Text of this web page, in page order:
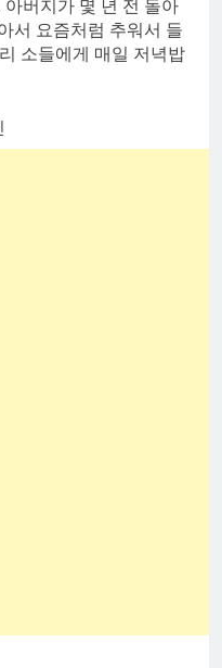
버지가 몇 년 전 돌아
서 요즘처럼 추워서 들
소들에게 매일 저녁밥